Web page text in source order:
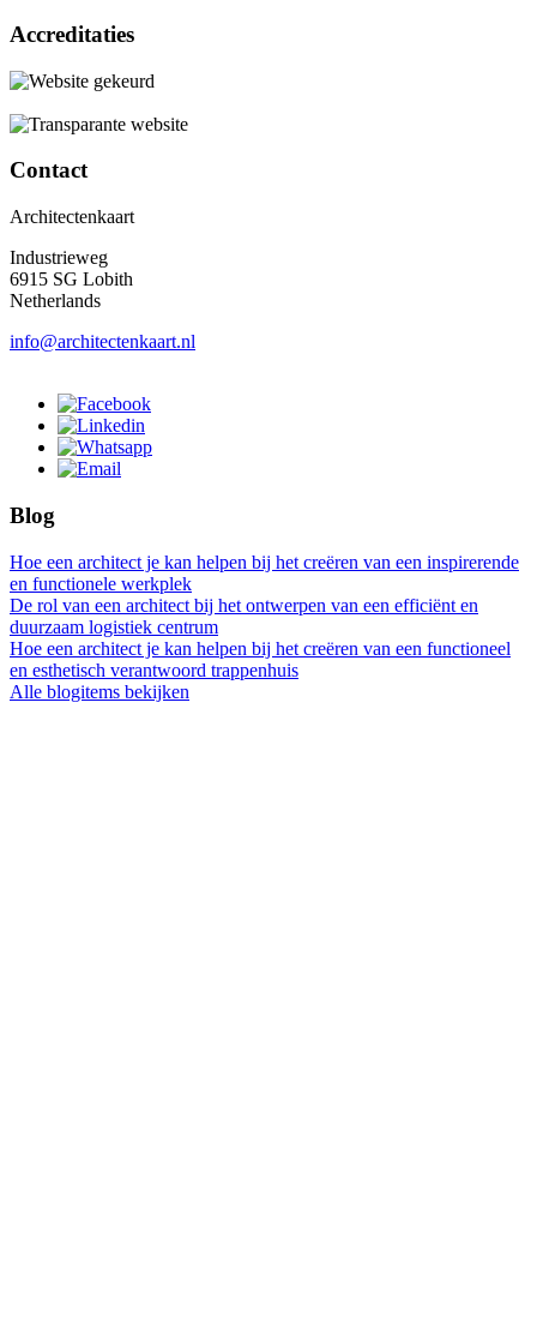
Accreditaties
Contact
Architectenkaart
Industrieweg
6915 SG Lobith
Netherlands
info@architectenkaart.nl
Blog
Hoe een architect je kan helpen bij het creëren van een inspirerende
en functionele werkplek
De rol van een architect bij het ontwerpen van een efficiënt en
duurzaam logistiek centrum
Hoe een architect je kan helpen bij het creëren van een functioneel
en esthetisch verantwoord trappenhuis
Alle blogitems bekijken